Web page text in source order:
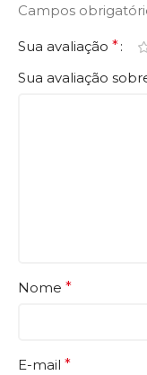
Campos
Sua avaliação *
Sua avaliação
Nome *
E-mail *